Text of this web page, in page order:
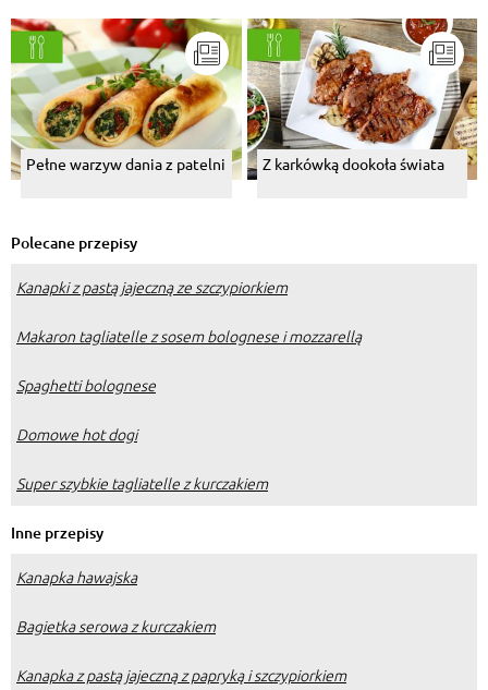
Pełne warzyw dania z patelni Z karkówką dookoła świata
Polecane przepisy
Kanapki z pastą jajeczną ze szczypiorkiem
Makaron tagliatelle z sosem bolognese i mozzarellą
Spaghetti bolognese
Domowe hot dogi
Super szybkie tagliatelle z kurczakiem
Inne przepisy
Kanapka hawajska
Bagietka serowa z kurczakiem
Kanapka z pastą jajeczną z papryką i szczypiorkiem